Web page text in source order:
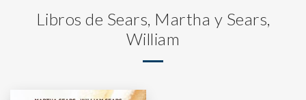
Libros de Sears, Martha y Sears,
William